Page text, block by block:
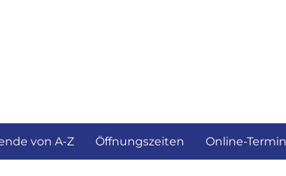
von A-Z Öffnungszeiten Online-